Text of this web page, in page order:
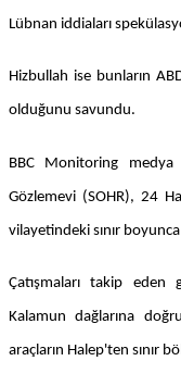
Lübnan iddiaları
Hizbullah ise bunların
olduğunu savundu.
BBC Monitoring
Gözlemevi (SOHR), 24
vilayetindeki sınır
Çatışmaları takip eden
Kalamun dağlarına
araçların Halep'ten sınır